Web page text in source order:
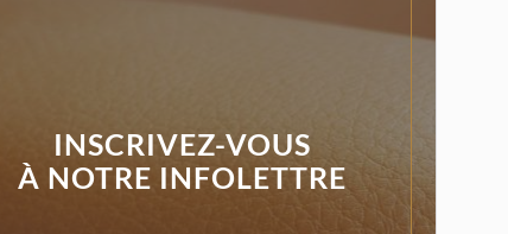
INSCRIVEZ-VOUS
À NOTRE INFOLETTRE